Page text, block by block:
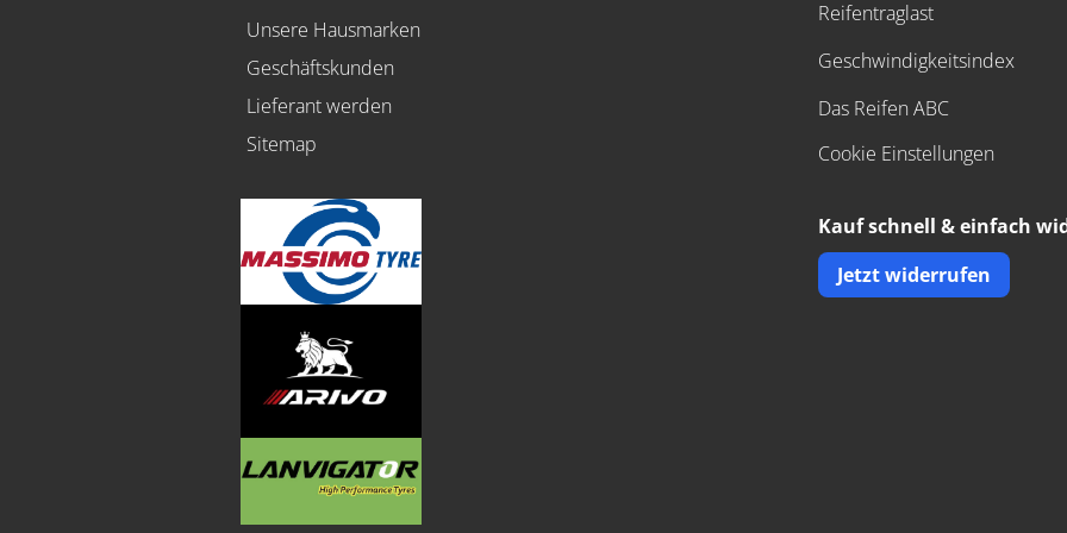
Unsere Hausmarken
Geschäftskunden
Lieferant werden
Sitemap
Reifentraglast
Geschwindigkeitsindex
Das Reifen ABC
Cookie Einstellungen
Kauf schnell & einfach
Jetzt widerrufen